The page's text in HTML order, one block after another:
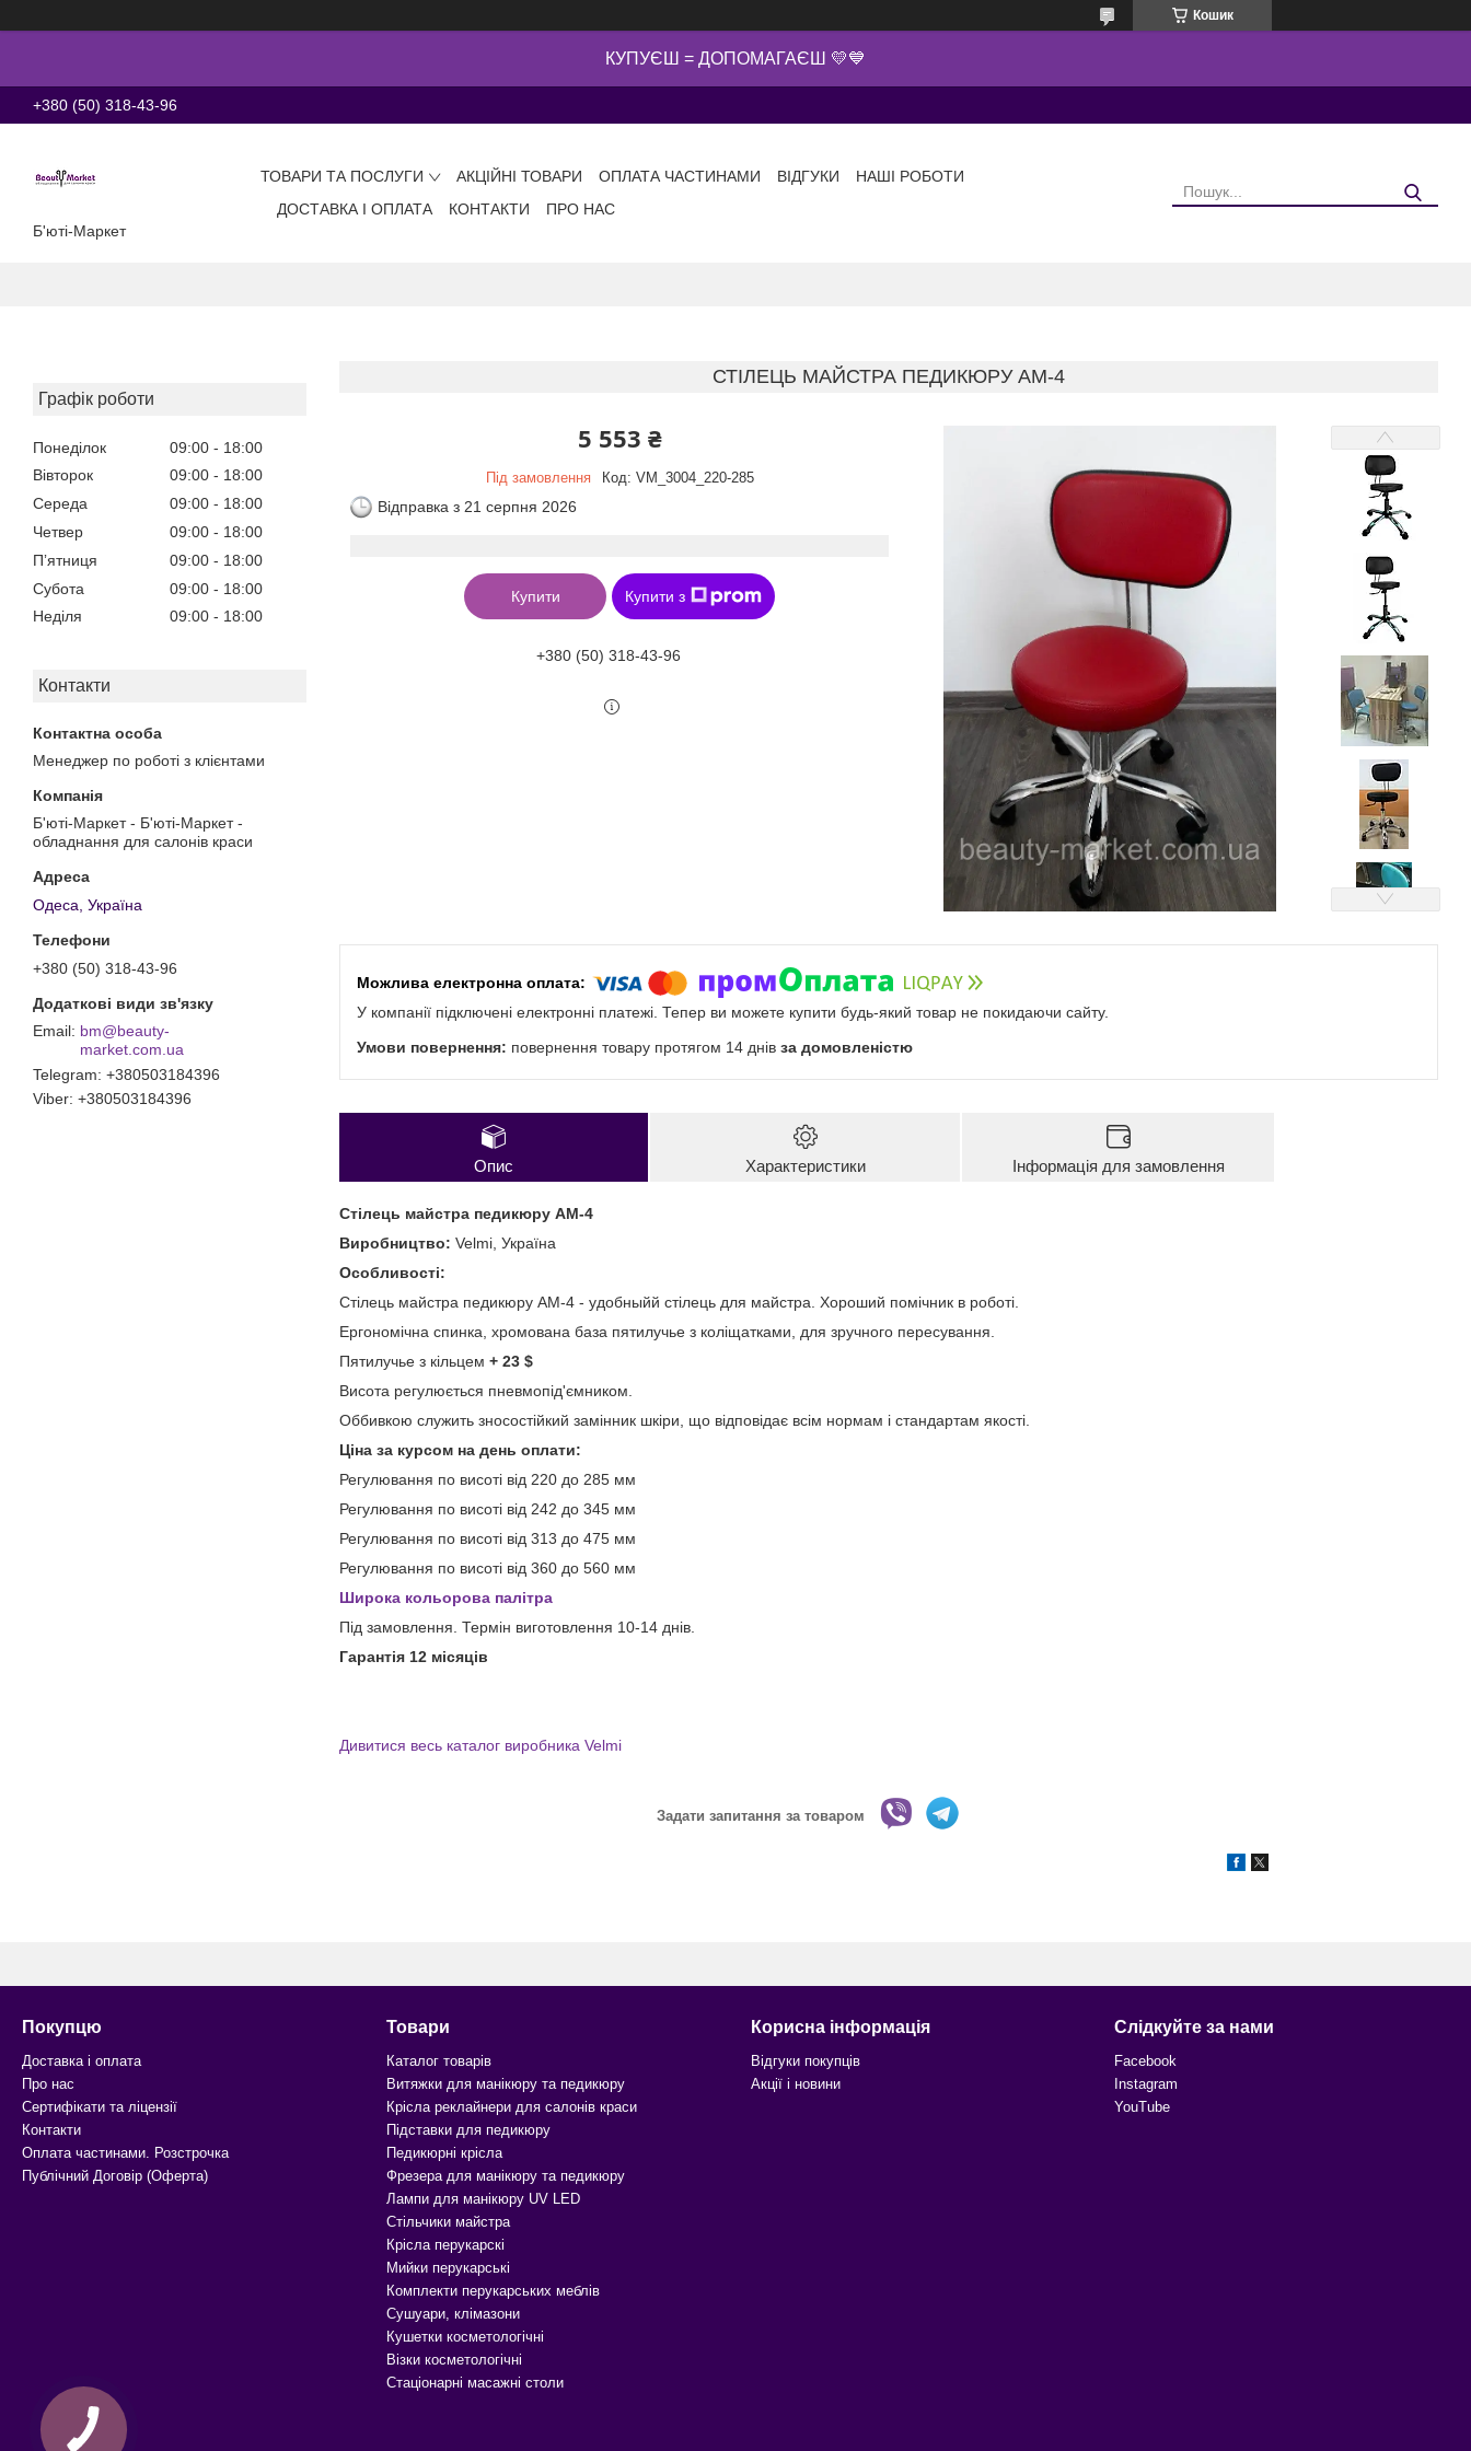
Кошик
КУПУЄШ = ДОПОМАГАЄШ 💛💙
+380 (50) 318-43-96
Б'юті-Маркет
ТОВАРИ ТА ПОСЛУГИ АКЦІЙНІ ТОВАРИ ОПЛАТА ЧАСТИНАМИ ВІДГУКИ
НАШІ РОБОТИ
ДОСТАВКА І ОПЛАТА
КОНТАКТИ ПРО НАС
Графік роботи
Понеділок 09:00
18:00
Вівторок
09:00
18:00
Середа
09:00
18:00
Четвер
09:00
18:00
Пʼятниця
09:00
18:00
Субота
09:00
18:00
Неділя
09:00 18:00
Контакти
Менеджер по роботі з клієнтами
Б'юті-Маркет - Б'юті-Маркет -
обладнання для салонів краси
Одеса, Україна
+380 (50) 318-43-96
bm@beauty-
market.com.ua
Telegram +380503184396
Viber +380503184396
СТІЛЕЦЬ МАЙСТРА ПЕДИКЮРУ AM-4
5 553 ₴
Під замовлення Код: VM_3004_220-285
Відправка з 21 серпня 2026
Купити Купити з
+380 (50) 318-43-96
У компанії підключені електронні платежі. Тепер ви можете купити будь-який товар не покидаючи сайту.
повернення товару протягом 14 днів за домовленістю
Опис Характеристики Інформація для замовлення
Стілець майстра педикюру АМ-4
Виробництво: Velmi, Україна
Особливості:
Стілець майстра педикюру АМ-4 - удобныйй стілець для майстра. Хороший помічник в роботі.
Ергономічна спинка, хромована база пятилучье з коліщатками, для зручного пересування.
Пятилучье з кільцем + 23 $
Висота регулюється пневмопід'ємником.
Оббивкою служить зносостійкий замінник шкіри, що відповідає всім нормам і стандартам якості.
Ціна за курсом на день оплати:
Регулювання по висоті від 220 до 285 мм
Регулювання по висоті від 242 до 345 мм
Регулювання по висоті від 313 до 475 мм
Регулювання по висоті від 360 до 560 мм
Широка кольорова палітра
Під замовлення. Термін виготовлення 10-14 днів.
Гарантія 12 місяців
Дивитися весь каталог виробника Velmi
Задати запитання за товаром
Покупцю
Доставка і оплата
Про нас
Сертифікати та ліцензії
Контакти
Оплата частинами. Розстрочка
Публічний Договір (Оферта)
Товари
Каталог товарів
Витяжки для манікюру та педикюру
Крісла реклайнери для салонів краси
Підставки для педикюру
Педикюрні крісла
Фрезера для манікюру та педикюру
Лампи для манікюру UV LED
Стільчики майстра
Крісла перукарскі
Мийки перукарські
Комплекти перукарських меблів
Сушуари, клімазони
Кушетки косметологічні
Візки косметологічні
Стаціонарні масажні столи
Корисна інформація
Відгуки покупців
Акції і новини
Слідкуйте за нами
Facebook
Instagram
YouTube